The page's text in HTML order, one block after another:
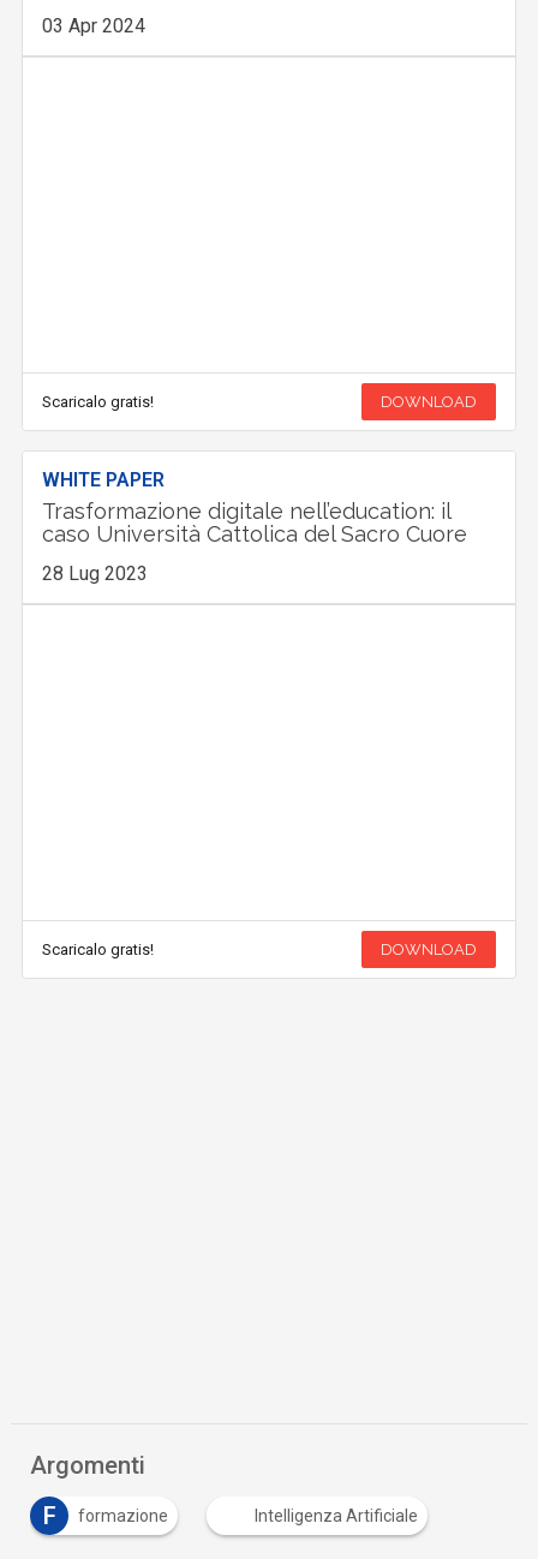
03 Apr 2024
Scaricalo gratis! DOWNLOAD
WHITE PAPER
Trasformazione digitale nell’education: il
caso Università Cattolica del Sacro Cuore
28 Lug 2023
Scaricalo gratis! DOWNLOAD
Argomenti
F
formazione Intelligenza Artificiale